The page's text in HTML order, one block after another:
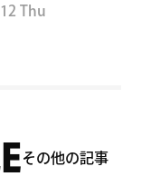
Thu
その他の記事